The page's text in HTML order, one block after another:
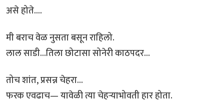
असे होते....
मी बराच वेळ नुसता बसून राहिलो.
लाल साडी...तिला छोटासा सोनेरी काठपदर...
तोच शांत, प्रसन्न चेहरा...
फरक एवढाच— यावेळी त्या चेहऱ्याभोवती हार होता.